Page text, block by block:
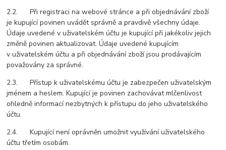
2.2. Při registraci na webové stránce a při objednávání zboží
je kupující povinen uvádět správně a pravdivě všechny údaje.
Údaje uvedené v uživatelském účtu je kupující při jakékoliv jejich
změně povinen aktualizovat. Údaje uvedené kupujícím
v uživatelském účtu a při objednávání zboží jsou prodávajícím
považovány za správné.
2.3. Přístup k uživatelskému účtu je zabezpečen uživatelským
jménem a heslem. Kupující je povinen zachovávat mlčenlivost
ohledně informací nezbytných k přístupu do jeho uživatelského
účtu.
2.4. Kupující není oprávněn umožnit využívání uživatelského
účtu třetím osobám.